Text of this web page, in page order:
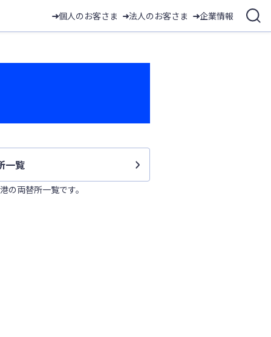
個人のお客さま 法人のお客さま 企業情報
一覧
の両替所一覧です。